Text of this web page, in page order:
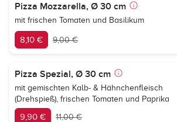
Pizza Mozzarella, Ø 30 cm
mit frischen Tomaten und Basilikum
8,10 € 9,00 €
Pizza Spezial, Ø 30 cm
mit gemischten Kalb- & Hähnchenfleisch
(Drehspieß), frischen Tomaten und Paprika
9,90 € 11,00 €